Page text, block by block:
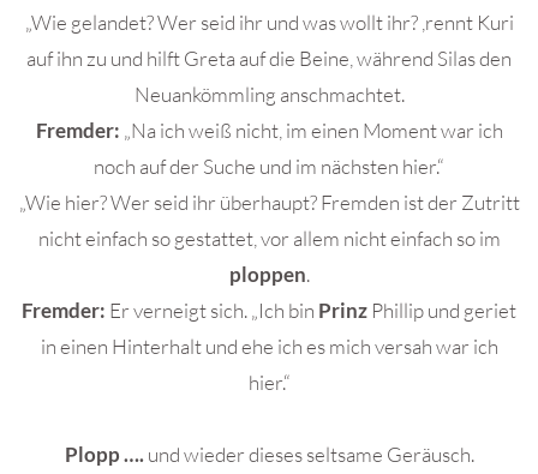
„Wie gelandet? Wer seid ihr und was wollt ihr? ,rennt Kuri
auf ihn zu und hilft Greta auf die Beine, während Silas den
Neuankömmling anschmachtet.
Fremder: „Na ich weiß nicht, im einen Moment war ich
noch auf der Suche und im nächsten hier.“
„Wie hier? Wer seid ihr überhaupt? Fremden ist der Zutritt
nicht einfach so gestattet, vor allem nicht einfach so im
ploppen.
Fremder: Er verneigt sich. „Ich bin Prinz Phillip und geriet
in einen Hinterhalt und ehe ich es mich versah war ich
hier.“
Plopp ….und wieder dieses seltsame Geräusch.